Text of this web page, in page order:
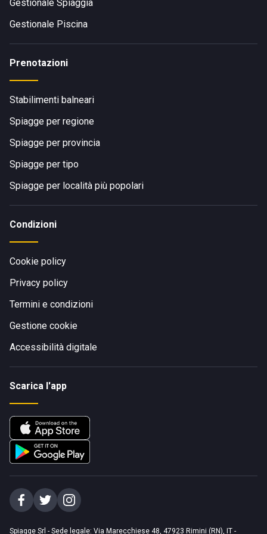
Gestionale Spiaggia
Gestionale Piscina
Prenotazioni
Stabilimenti balneari
Spiagge per regione
Spiagge per provincia
Spiagge per tipo
Spiagge per località più popolari
Condizioni
Cookie policy
Privacy policy
Termini e condizioni
Gestione cookie
Accessibilità digitale
Scarica l'app
Spiagge Srl - Sede legale: Via Marecchiese 48, 47923 Rimini (RN), IT -